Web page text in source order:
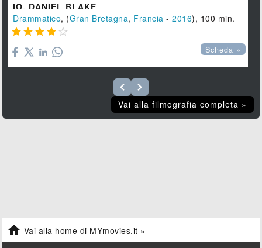
IO, DANIEL BLAKE
Drammatico, (Gran Bretagna, Francia -2016), 100 min.
    
Scheda »
Vai alla filmografia completa »
 Vai alla home di MYmovies.it »